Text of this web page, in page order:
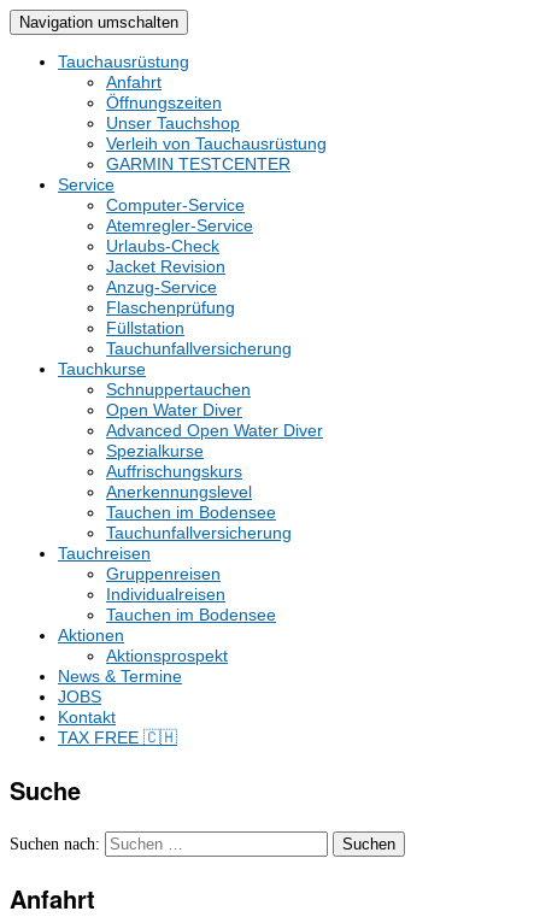
Navigation umschalten
Tauchausrüstung
Anfahrt
Öffnungszeiten
Unser Tauchshop
Verleih von Tauchausrüstung
GARMIN TESTCENTER
Service
Computer-Service
Atemregler-Service
Urlaubs-Check
Jacket Revision
Anzug-Service
Flaschenprüfung
Füllstation
Tauchunfallversicherung
Tauchkurse
Schnuppertauchen
Open Water Diver
Advanced Open Water Diver
Spezialkurse
Auffrischungskurs
Anerkennungslevel
Tauchen im Bodensee
Tauchunfallversicherung
Tauchreisen
Gruppenreisen
Individualreisen
Tauchen im Bodensee
Aktionen
Aktionsprospekt
News & Termine
JOBS
Kontakt
TAX FREE 🇨🇭
Suche
Suchen nach:
Anfahrt